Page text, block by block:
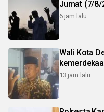
Jumat (7/8/
6 jam lalu
Wali Kota
13 jam lalu